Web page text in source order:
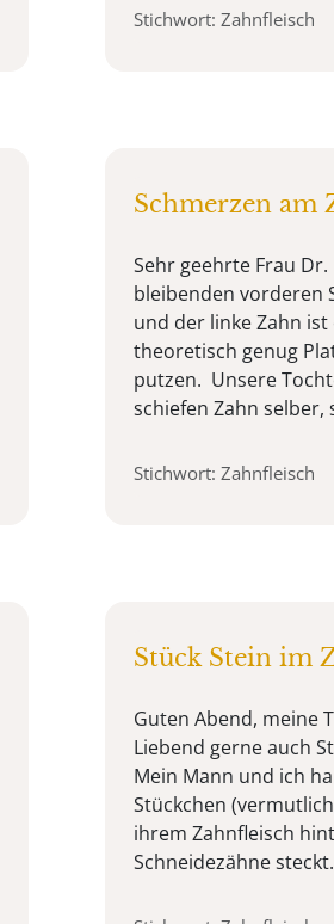
Stichwort: Zahnfleisch
Schmerzen am
Sehr geehrte Frau
bleibenden vorderen
und der linke Zahn ist
theoretisch genug
putzen. Unsere
schiefen Zahn selber,
Stichwort: Zahnfleisch
Stück Stein im
Guten Abend, meine
Liebend gerne auch
Mein Mann und ich
Stückchen
ihrem Zahnfleisch
Schneidezähne